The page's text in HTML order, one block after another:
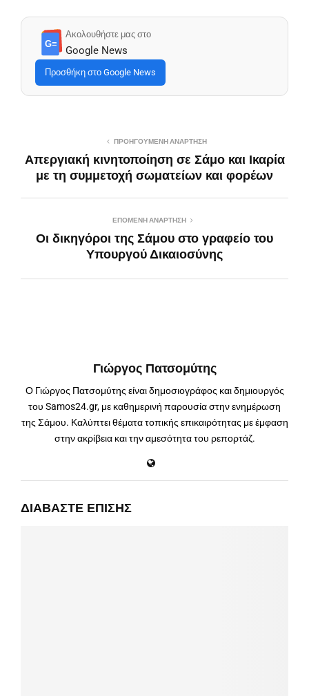
G≡
Ακολουθήστε μας στο
Google News
Προσθήκη στο Google News
ΠΡΟΗΓΟΎΜΕΝΗ ΑΝΆΡΤΗΣΗ
Απεργιακή κινητοποίηση σε Σάμο και Ικαρία
με τη συμμετοχή σωματείων και φορέων
ΕΠΌΜΕΝΗ ΑΝΆΡΤΗΣΗ
Οι δικηγόροι της Σάμου στο γραφείο του
Υπουργού Δικαιοσύνης
Γιώργος Πατσομύτης
Ο Γιώργος Πατσομύτης είναι δημοσιογράφος και δημιουργός
του Samos24.gr, με καθημερινή παρουσία στην ενημέρωση
της Σάμου. Καλύπτει θέματα τοπικής επικαιρότητας με έμφαση
στην ακρίβεια και την αμεσότητα του ρεπορτάζ.
ΔΙΑΒΆΣΤΕ ΕΠΊΣΗΣ